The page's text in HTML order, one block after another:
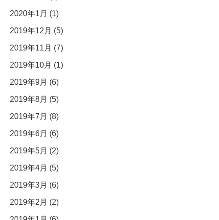
2020年1月 (1)
2019年12月 (5)
2019年11月 (7)
2019年10月 (1)
2019年9月 (6)
2019年8月 (5)
2019年7月 (8)
2019年6月 (6)
2019年5月 (2)
2019年4月 (5)
2019年3月 (6)
2019年2月 (2)